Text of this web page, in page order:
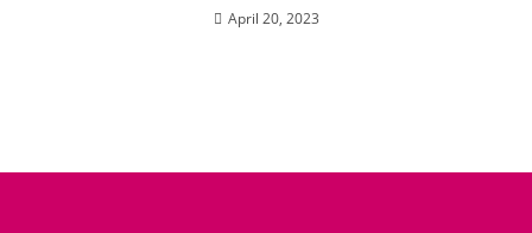
April 20, 2023